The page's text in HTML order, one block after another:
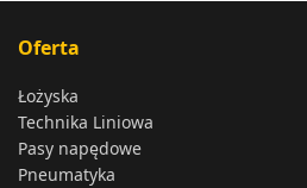
Oferta
Łożyska
Technika Liniowa
Pasy napędowe
Pneumatyka